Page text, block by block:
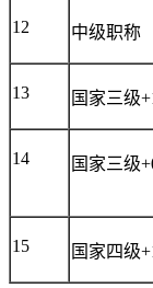
12 中级职称
13 国家三级
14 国家三级
15 国家四级